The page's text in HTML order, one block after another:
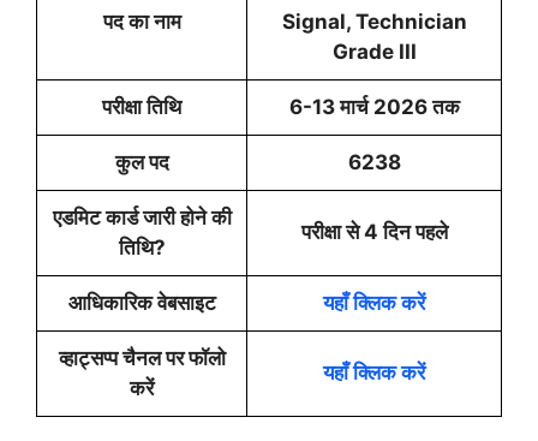
पद का नाम
Signal, Technician
Grade III
परीक्षा तिथि 6-13 मार्च 2026 तक
कुल पद 6238
एडमिट कार्ड जारी होने की
तिथि?
परीक्षा से 4 दिन पहले
आधिकारिक वेबसाइट यहाँ क्लिक करें
व्हाट्सप्प चैनल पर फॉलो
करें
यहाँ क्लिक करें